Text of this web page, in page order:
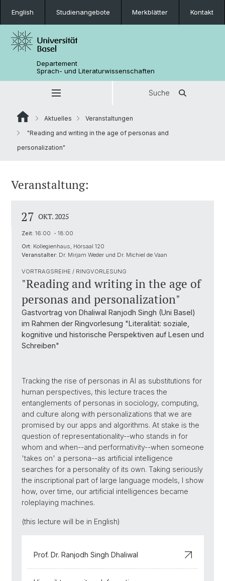
English Studienangebote Merkblätter Kontakt
Departement
Sprach- und Literaturwissenschaften
Suche
Aktuelles
Veranstaltungen
"Reading and writing in the age of personas and
personalization"
Veranstaltung:
27 OKT. 2025
Zeit: 16:00 - 18:00
Ort: Kollegienhaus, Hörsaal 120
Veranstalter: Dr. Mirjam Weder und Dr. Michiel de Vaan
VORTRAGSREIHE / RINGVORLESUNG
"Reading and writing in the age of
personas and personalization"
Gastvortrag von Dhaliwal Ranjodh Singh (Uni Basel)
im Rahmen der Ringvorlesung "Literalität: soziale,
kognitive und historische Perspektiven auf Lesen und
Schreiben"
Tracking the rise of personas in AI as substitutions for
human perspectives, this lecture traces the
entanglements of personas in sociology, computing,
and culture along with personalizations that we are
promised by our apps and algorithms. At stake is the
question of representationality--who stands in for
whom and when--and performativity--when someone
'takes on' a persona--as artificial intelligence
searches for a personality of its own. Taking seriously
the inscriptional part of large language models, I show
how, over time, our artificial intelligences became
roleplaying machines.
(this lecture will be in English)
Prof. Dr. Ranjodh Singh Dhaliwal